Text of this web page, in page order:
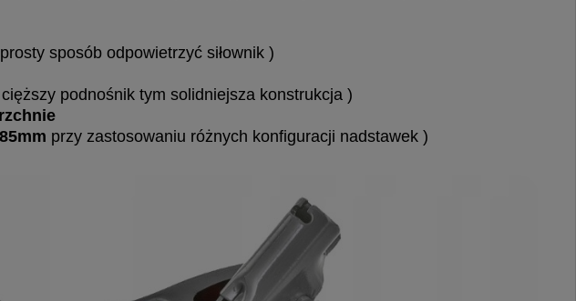
sposób odpowietrzyć siłownik )
podnośnik tym solidniejsza konstrukcja )
przy zastosowaniu różnych konfiguracji nadstawek )